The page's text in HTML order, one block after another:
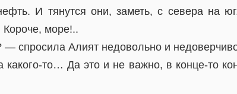
И тянутся они, заметь, с севера на
море!..
— спросила Алият недовольно и
то… Да это и не важно, в конце-то